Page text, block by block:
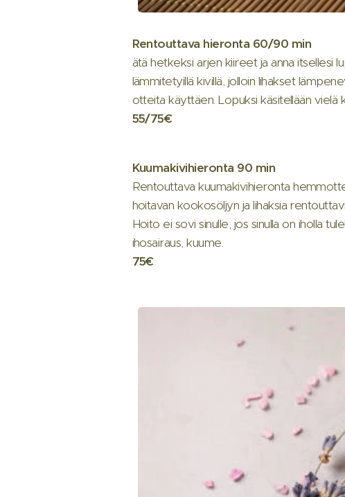
Rentouttava hieronta 60/90 min
ätä hetkeksi arjen kiireet ja anna itsellesi
lämmitetyillä kivillä, jolloin lihakset
otteita käyttäen. Lopuksi käsitellään vielä
55/75€
Kuumakivihieronta 90 min
Rentouttava kuumakivihieronta
hoitavan kookosöljyn ja lihaksia
Hoito ei sovi sinulle, jos sinulla on iholla
ihosairaus, kuume.
75€